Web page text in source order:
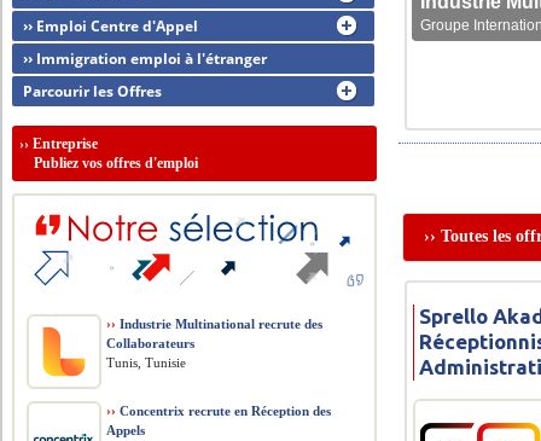
Groupe
›› Toutes les
Sprello
›› Emploi Centre d'Appel
›› Immigration emploi à l'étranger
Parcourir les Offres
››Entreprise
Publiez vos offres d'emploi
›› Industrie Multinational recrute des
Collaborateurs
Tunis, Tunisie
›› Concentrix recrute en Réception des
Appels